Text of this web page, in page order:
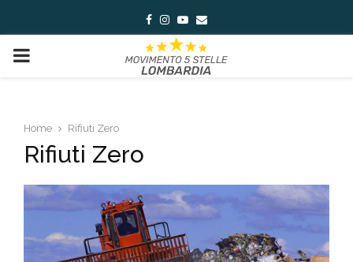
Facebook
Instagram
Youtube
Email
PRIMARY
Home Rifiuti Zero
Rifiuti Zero